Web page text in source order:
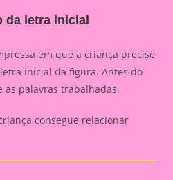
da letra inicial
em que a criança precise
inicial da figura. Antes do
palavras trabalhadas.
consegue relacionar